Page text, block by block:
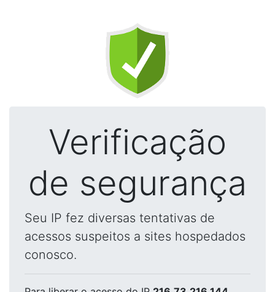
Verificação
de segurança
Seu IP fez diversas tentativas de
acessos suspeitos a sites hospedados
conosco.